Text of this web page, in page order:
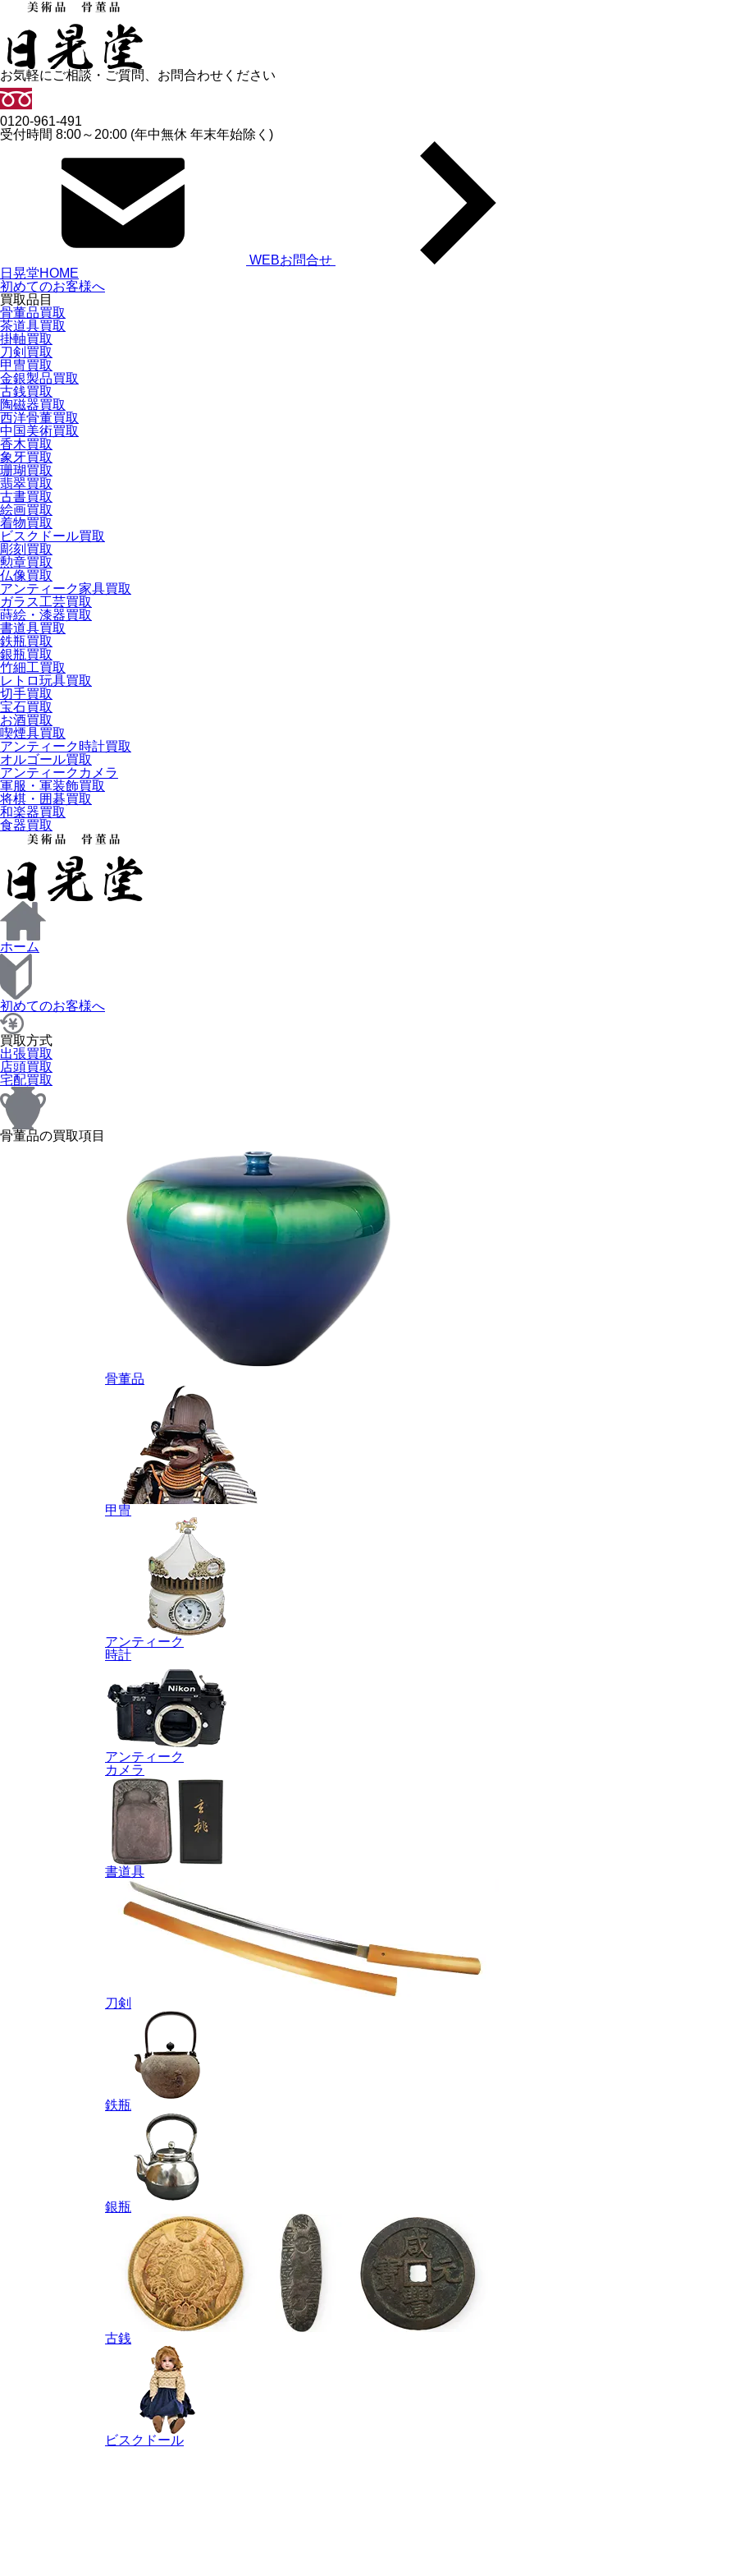
お気軽にご相談・ご質問、お問合わせください
0120-961-491
受付時間 8:00～20:00 (年中無休 年末年始除く)
WEBお問合せ
日晃堂HOME
初めてのお客様へ
買取品目
骨董品買取
茶道具買取
掛軸買取
刀剣買取
甲冑買取
金銀製品買取
古銭買取
陶磁器買取
西洋骨董買取
中国美術買取
香木買取
象牙買取
珊瑚買取
翡翠買取
古書買取
絵画買取
着物買取
ビスクドール買取
彫刻買取
勲章買取
仏像買取
アンティーク家具買取
ガラス工芸買取
蒔絵・漆器買取
書道具買取
鉄瓶買取
銀瓶買取
竹細工買取
レトロ玩具買取
切手買取
宝石買取
お酒買取
喫煙具買取
アンティーク時計買取
オルゴール買取
アンティークカメラ
軍服・軍装飾買取
将棋・囲碁買取
和楽器買取
食器買取
ホーム
初めてのお客様へ
買取方式
出張買取
店頭買取
宅配買取
骨董品の買取項目
骨董品
甲冑
アンティーク
時計
アンティーク
カメラ
書道具
刀剣
鉄瓶
銀瓶
古銭
ビスクドール